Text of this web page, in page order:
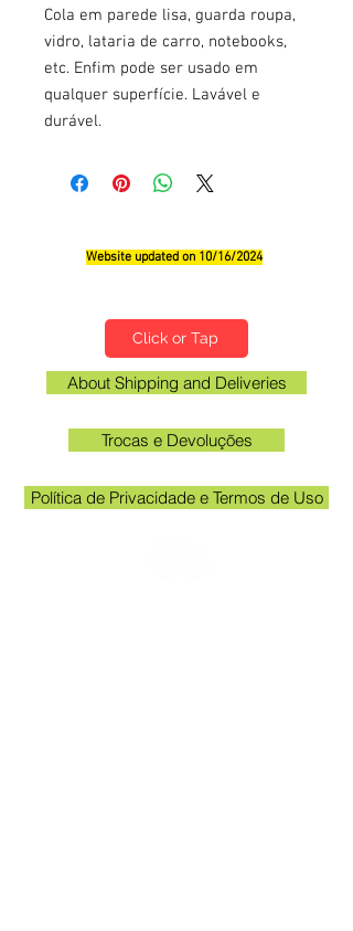
Cola em parede lisa, guarda roupa,
vidro, lataria de carro, notebooks,
etc. Enfim pode ser usado em
qualquer superfície. Lavável e
durável.
Website updated on 10/16/2024
Click or Tap
About Shipping and Deliveries
Trocas e Devoluções
Política de Privacidade e Termos de Uso